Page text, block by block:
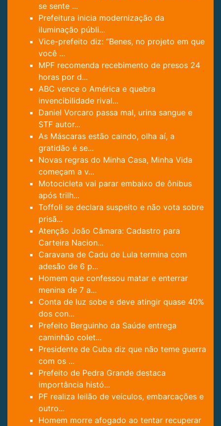
se sente ...
Prefeitura inicia modernização da
iluminação públi...
Vice-prefeito diz: “Benes, no projeto em que
você ...
MPF recomenda recebimento de presos 24
horas por d...
ABC vence o América e quebra
invencibilidade rival...
Daniel Vorcaro passa mal, urina sangue e
STF autor...
As Máscaras estão caindo, olha aí, a
gratidão é se...
Novas regras do Minha Casa, Minha Vida
começam a v...
Motocicleta vai parar embaixo de ônibus
após trilh...
Toffoli se declara suspeito e não vota sobre
prisã...
Atenção João Câmara: Cadastro para
Carteira Nacion...
Caravana de Cadu de Lula termina com
adesão de 6 p...
Homem que confessou matar e enterrar
menina de 7 a...
Conta de luz sobe e deve atingir quase 40%
dos con...
Prefeito Berguinho da Saúde entrega
caminhão colet...
Presidente de Cuba diz que não teme guerra
com os ...
Prefeito de Pedra Grande destaca
importância histó...
PF realiza leilão de veículos, embarcações e
outro...
Homem morre afogado ao tentar recuperar